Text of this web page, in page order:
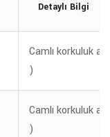
Detaylı Bilgi
Camlı korkuluk
)
Camlı korkuluk
)